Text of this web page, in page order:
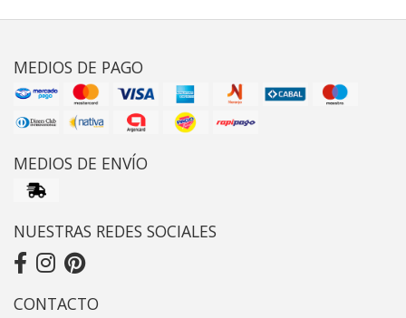
MEDIOS DE PAGO
MEDIOS DE ENVÍO
NUESTRAS REDES SOCIALES
CONTACTO